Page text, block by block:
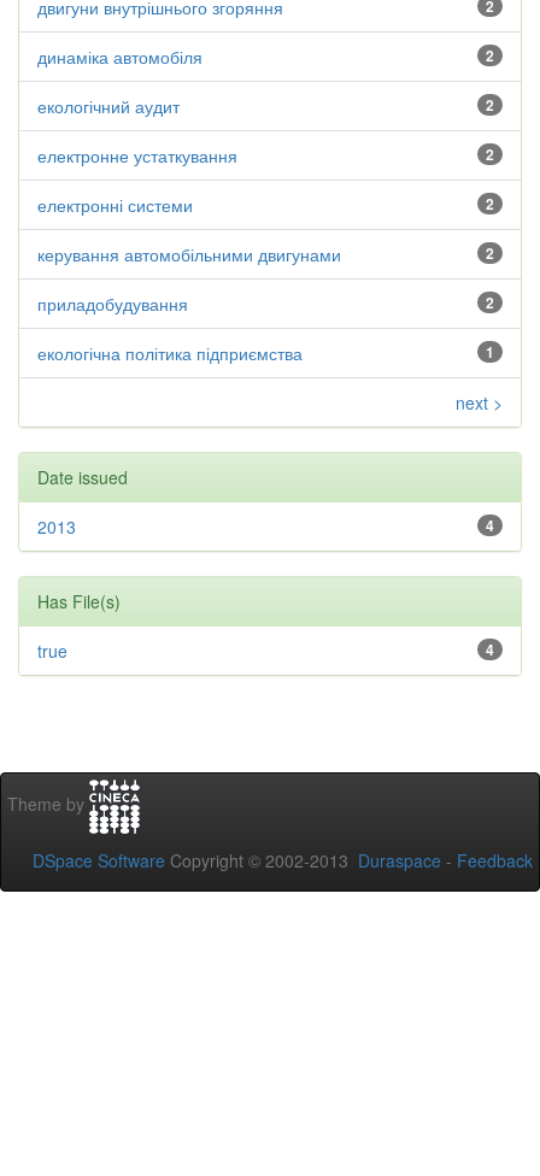
2
двигуни внутрішнього згоряння
2
динаміка автомобіля
2
екологічний аудит
2
електронне устаткування
2
електронні системи
2
керування автомобільними двигунами
2
приладобудування
1
екологічна політика підприємства
next >
Date issued
4
2013
Has File(s)
4
true
Theme by
DSpace Software Copyright © 2002-2013 Duraspace - Feedback